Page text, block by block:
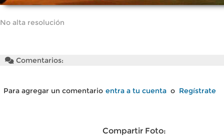
No alta resolución
Comentarios:
Para agregar un comentario entra a tu cuenta o Regístrate
Compartir Foto: